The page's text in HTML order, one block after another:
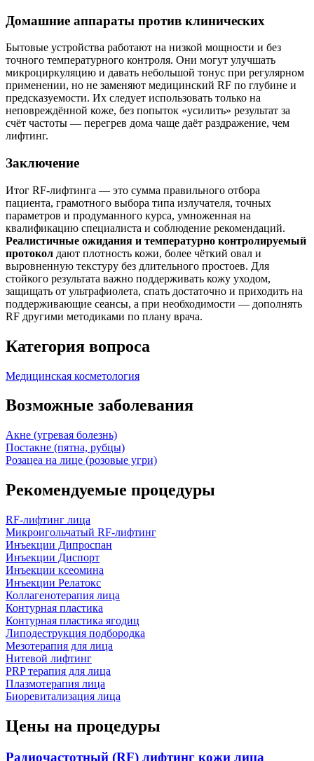
Домашние аппараты против клинических
Бытовые устройства работают на низкой мощности и без
точного температурного контроля. Они могут улучшать
микроциркуляцию и давать небольшой тонус при регулярном
применении, но не заменяют медицинский RF по глубине и
предсказуемости. Их следует использовать только на
неповреждённой коже, без попыток «усилить» результат за
счёт частоты — перегрев дома чаще даёт раздражение, чем
лифтинг.
Заключение
Итог RF‑лифтинга — это сумма правильного отбора
пациента, грамотного выбора типа излучателя, точных
параметров и продуманного курса, умноженная на
квалификацию специалиста и соблюдение рекомендаций.
Реалистичные ожидания и температурно контролируемый
протокол дают плотность кожи, более чёткий овал и
выровненную текстуру без длительного простоев. Для
стойкого результата важно поддерживать кожу уходом,
защищать от ультрафиолета, спать достаточно и приходить на
поддерживающие сеансы, а при необходимости — дополнять
RF другими методиками по плану врача.
Категория вопроса
Медицинская косметология
Возможные заболевания
Акне (угревая болезнь)
Постакне (пятна, рубцы)
Розацеа на лице (розовые угри)
Рекомендуемые процедуры
RF-лифтинг лица
Микроигольчатый RF-лифтинг
Инъекции Дипроспан
Инъекции Диспорт
Инъекции ксеомина
Инъекции Релатокс
Коллагенотерапия лица
Контурная пластика
Контурная пластика ягодиц
Липодеструкция подбородка
Мезотерапия для лица
Нитевой лифтинг
PRP терапия для лица
Плазмотерапия лица
Биоревитализация лица
Цены на процедуры
Радиочастотный (RF) лифтинг кожи лица